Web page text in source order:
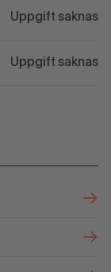
Uppgift saknas
Uppgift saknas